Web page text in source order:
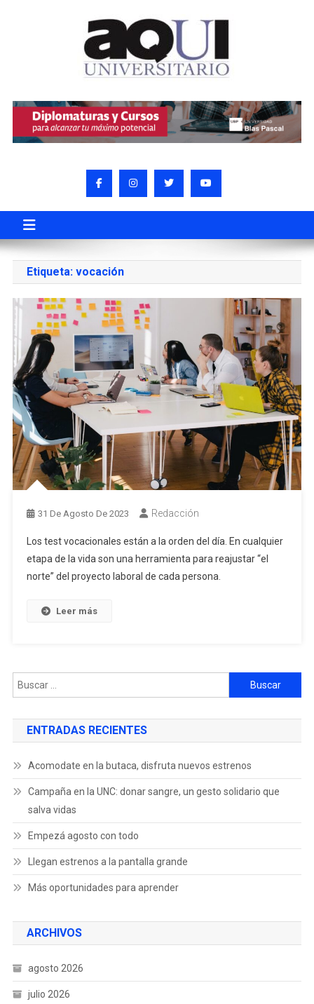
Etiqueta: vocación
31 De Agosto De 2023 Redacción
Los test vocacionales están a la orden del día. En cualquier
etapa de la vida son una herramienta para reajustar “el
norte” del proyecto laboral de cada persona.
Leer más
ENTRADAS RECIENTES
Acomodate en la butaca, disfruta nuevos estrenos
Campaña en la UNC: donar sangre, un gesto solidario que
salva vidas
Empezá agosto con todo
Llegan estrenos a la pantalla grande
Más oportunidades para aprender
ARCHIVOS
agosto 2026
julio 2026